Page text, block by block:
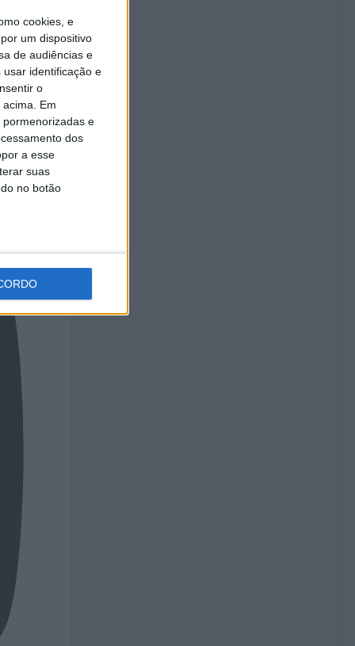
cookies, e
um dispositivo
de audiências e
identificação e
o
Em
e
dos
a esse
suas
no botão